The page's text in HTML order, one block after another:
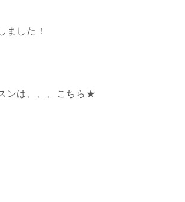
ました！
ンは、、、こちら★